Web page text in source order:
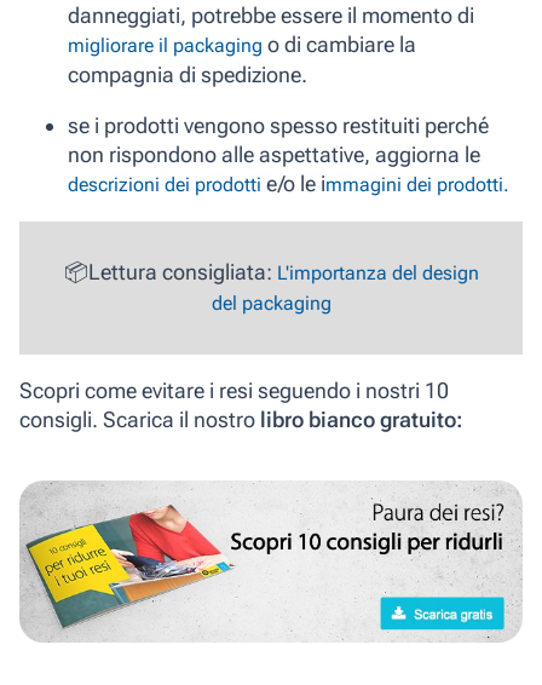
danneggiati, potrebbe essere il momento di
migliorare il packaging o di cambiare la
compagnia di spedizione.
se i prodotti vengono spesso restituiti perché
non rispondono alle aspettative, aggiorna le
descrizioni dei prodotti e/o le immagini dei prodotti.
📦Lettura consigliata: L'importanza del design
del packaging
Scopri come evitare i resi seguendo i nostri 10
consigli. Scarica il nostro libro bianco gratuito: